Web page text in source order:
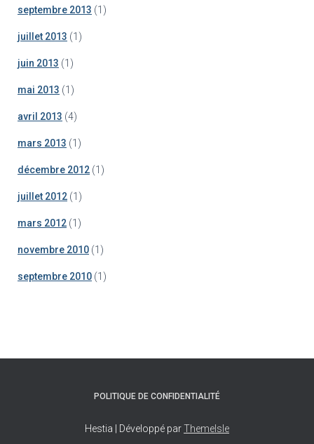
septembre 2013 (1)
juillet 2013 (1)
juin 2013 (1)
mai 2013 (1)
avril 2013 (4)
mars 2013 (1)
décembre 2012 (1)
juillet 2012 (1)
mars 2012 (1)
novembre 2010 (1)
septembre 2010 (1)
POLITIQUE DE CONFIDENTIALITÉ
Hestia | Développé parThemeIsle